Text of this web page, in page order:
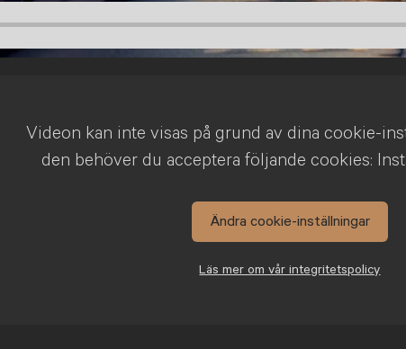
Videon kan inte visas på grund av dina cookie-
den behöver du acceptera följande cookies:
Ändra cookie-inställningar
Läs mer om vår integritetspolicy